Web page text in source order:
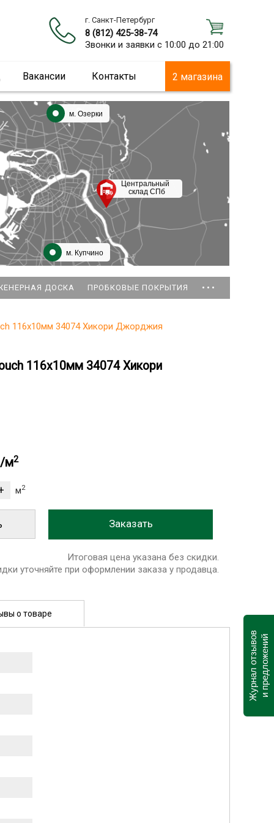
г. Санкт-Петербург
8 (812) 425-38-74
Звонки и заявки с 10:00 до 21:00
Вакансии Контакты 2 магазина
м. Озерки
м. Купчино
Центральный
склад СПб
ДОСКА ПРОБКОВЫЕ ПОКРЫТИЯ ...
116x10мм 34074 Хикори Джорджия
116x10мм 34074 Хикори
м2
м2
Итоговая цена указана без скидки.
уточняйте при оформлении заказа у продавца.
о товаре
Журнал отзывови предложений